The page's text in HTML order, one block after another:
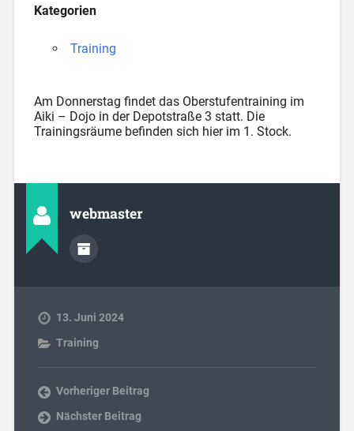
Kategorien
Training
Am Donnerstag findet das Oberstufentraining im
Aiki – Dojo in der Depotstraße 3 statt. Die
Trainingsräume befinden sich hier im 1. Stock.
webmaster
13. Juni 2024
Training
Vorheriger Beitrag
Nächster Beitrag